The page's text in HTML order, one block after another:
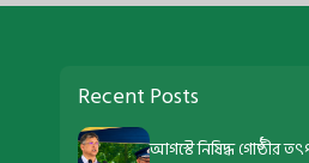
Recent Posts
আগস্টে নিষিদ্ধ গোষ্ঠীর